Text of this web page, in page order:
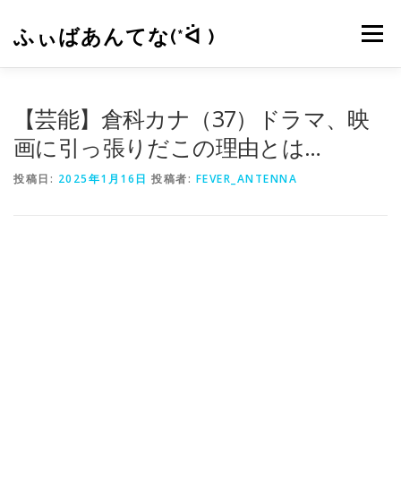
ふぃばあんてな(*ᐛ ) メニュー
【芸能】倉科カナ（37）ドラマ、映
画に引っ張りだこの理由とは…
投稿日: 2025年1月16日 投稿者: FEVER_ANTENNA